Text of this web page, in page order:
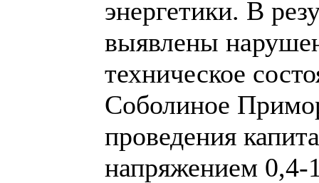
энергетики. В
выявлены
техническое
Соболиное
проведения
напряжением 0,4-